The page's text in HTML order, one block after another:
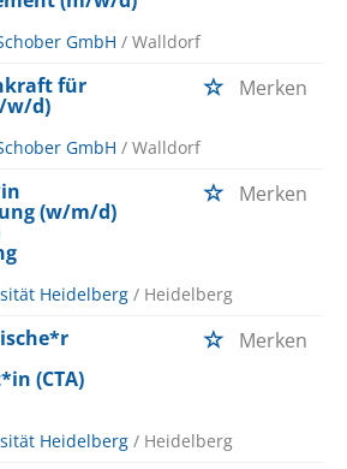
GmbH / Walldorf
für
w/d)
Merken
GmbH / Walldorf
(w/m/d)
Merken
Heidelberg / Heidelberg
(CTA)
Merken
Heidelberg / Heidelberg